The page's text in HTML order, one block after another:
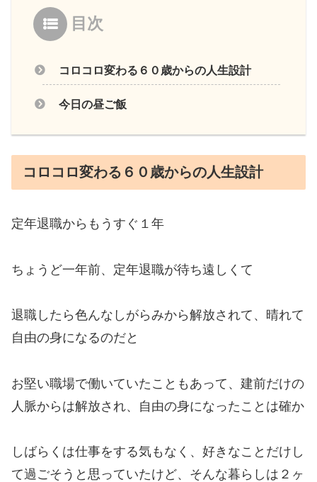
目次
コロコロ変わる６０歳からの人生設計
今日の昼ご飯
コロコロ変わる６０歳からの人生設計
定年退職からもうすぐ１年
ちょうど一年前、定年退職が待ち遠しくて
退職したら色んなしがらみから解放されて、晴れて
自由の身になるのだと
お堅い職場で働いていたこともあって、建前だけの
人脈からは解放され、自由の身になったことは確か
しばらくは仕事をする気もなく、好きなことだけし
て過ごそうと思っていたけど、そんな暮らしは２ヶ